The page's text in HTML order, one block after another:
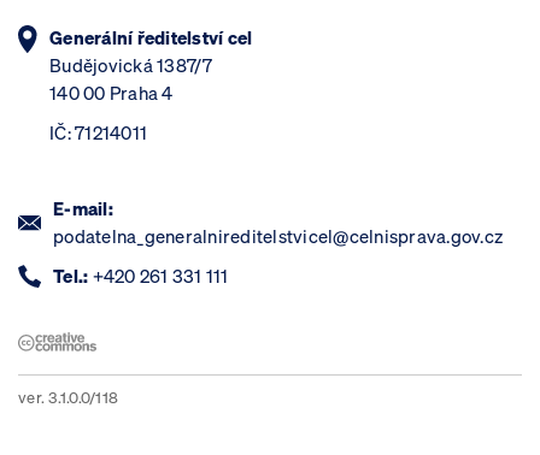
Generální ředitelství cel
Budějovická 1387/7
140 00 Praha 4
IČ: 71214011
E-mail:
podatelna_generalnireditelstvicel@celnisprava.gov.cz
Tel.: +420 261 331 111
ver. 3.1.0.0/118